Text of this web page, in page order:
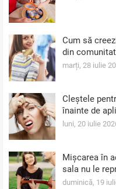
Cum să
din
marți, 28 iulie
Cleștele
înainte de
luni, 20 iulie
Mișcarea în
sala nu le
duminică, 19